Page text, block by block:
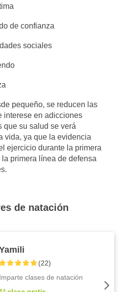
de confianza
sociales
pequeño, se reducen las
interese en adicciones
que su salud se verá
vida, ya que la evidencia
ejercicio durante la primera
primera línea de defensa
de natación
(22)
Imparte clases de natación